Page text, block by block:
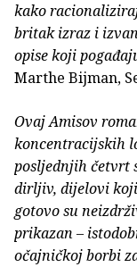
kako
britak izraz i
opise koji
Marthe Bijman,
Ovaj Amisov
koncentracijskih
posljednjih četvrt
dirljiv, dijelovi koji
gotovo su
prikazan –
očajničkoj borbi